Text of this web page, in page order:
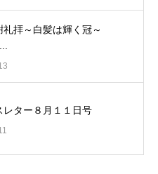
礼拝～白髪は輝く冠～
レター８月１１日号